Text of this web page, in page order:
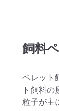
飼料
ペレット
ト飼料
粒子が主